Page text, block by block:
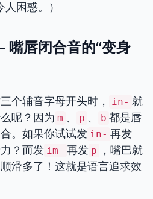
困惑。）
唇闭合音的“变身
个辅音字母开头时， in- 就
呢？因为 m 、 p 、 b 都是唇
。如果你试试发 in- 再发
？而发 im- 再发 p
，嘴巴就
滑多了！这就是语言追求效